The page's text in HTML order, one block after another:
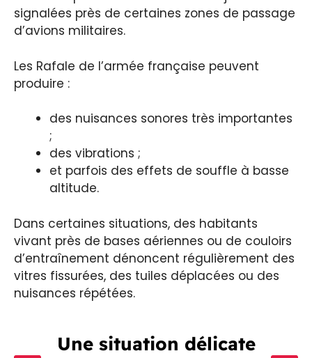
signalées près de certaines zones de passage
d’avions militaires.
Les Rafale de l’armée française peuvent
produire :
des nuisances sonores très importantes
;
des vibrations ;
et parfois des effets de souffle à basse
altitude.
Dans certaines situations, des habitants
vivant près de bases aériennes ou de couloirs
d’entraînement dénoncent régulièrement des
vitres fissurées, des tuiles déplacées ou des
nuisances répétées.
Une situation délicate